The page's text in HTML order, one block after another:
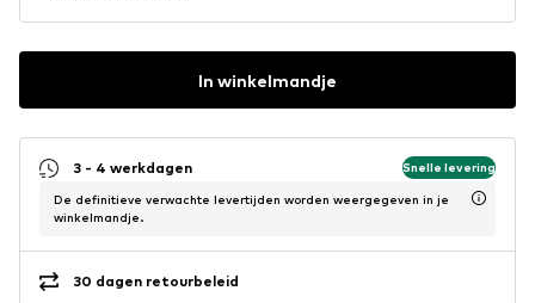
In winkelmandje
3 - 4 werkdagen Snelle levering
De definitieve verwachte levertijden worden weergegeven in je
winkelmandje.
30 dagen retourbeleid